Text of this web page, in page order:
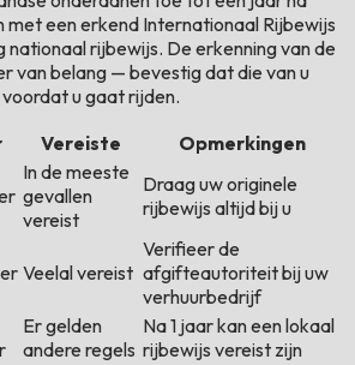
met een erkend Internationaal Rijbewijs
nationaal rijbewijs. De erkenning van de
van belang — bevestig dat die van u
u gaat rijden.
Vereiste Opmerkingen
In de meeste
gevallen
vereist
Draag uw originele
rijbewijs altijd bij u
Veelal vereist
Verifieer de
afgifteautoriteit bij uw
verhuurbedrijf
Er gelden
andere regels
Na 1 jaar kan een lokaal
rijbewijs vereist zijn